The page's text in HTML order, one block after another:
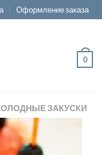
Оформление заказа
0
ЗАКУСКИ